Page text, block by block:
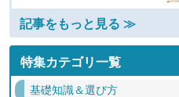
記事をもっと見る ≫
特集カテゴリ一覧
基礎知識＆選び方